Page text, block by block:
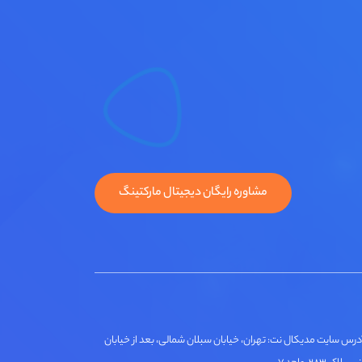
مشاوره رایگان دیجیتال مارکتینگ
سایت مدیکال نت: تهران، خیابان سبلان شمالی، بعد از خیابان